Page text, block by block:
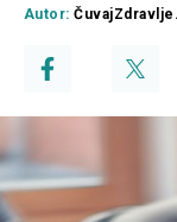
Autor: